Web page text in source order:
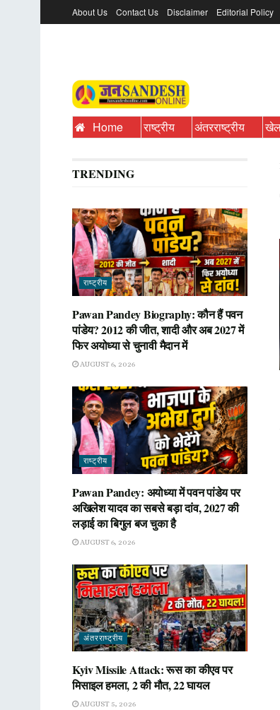
About Us Contact Us Disclaimer Editorial Policy
Home राष्ट्रीय अंतरराष्ट्रीय
TRENDING
राष्ट्रीय
Pawan Pandey Biography: कौन हैं पवन
पांडेय? 2012 की जीत, शादी और अब 2027 में
फिर अयोध्या से चुनावी मैदान में
AUGUST 6, 2026
राष्ट्रीय
Pawan Pandey: अयोध्या में पवन पांडेय पर
अखिलेश यादव का सबसे बड़ा दांव, 2027 की
लड़ाई का बिगुल बज चुका है
AUGUST 6, 2026
अंतरराष्ट्रीय
Kyiv Missile Attack: रूस का कीएव पर
मिसाइल हमला, 2 की मौत, 22 घायल
AUGUST 5, 2026